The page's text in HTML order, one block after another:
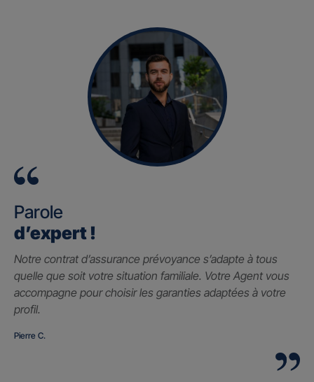
Parole
d’expert !
Notre contrat d’assurance prévoyance s’adapte à tous
quelle que soit votre situation familiale. Votre Agent vous
accompagne pour choisir les garanties adaptées à votre
profil.
Pierre C.